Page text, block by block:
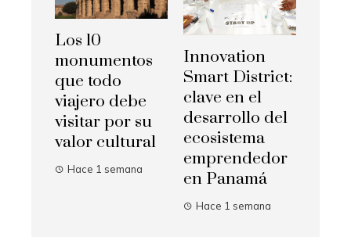
Los 10
monumentos
que todo
viajero debe
visitar por su
valor cultural
Hace 1 semana
Innovation
Smart District:
clave en el
desarrollo del
ecosistema
emprendedor
en Panamá
Hace 1 semana